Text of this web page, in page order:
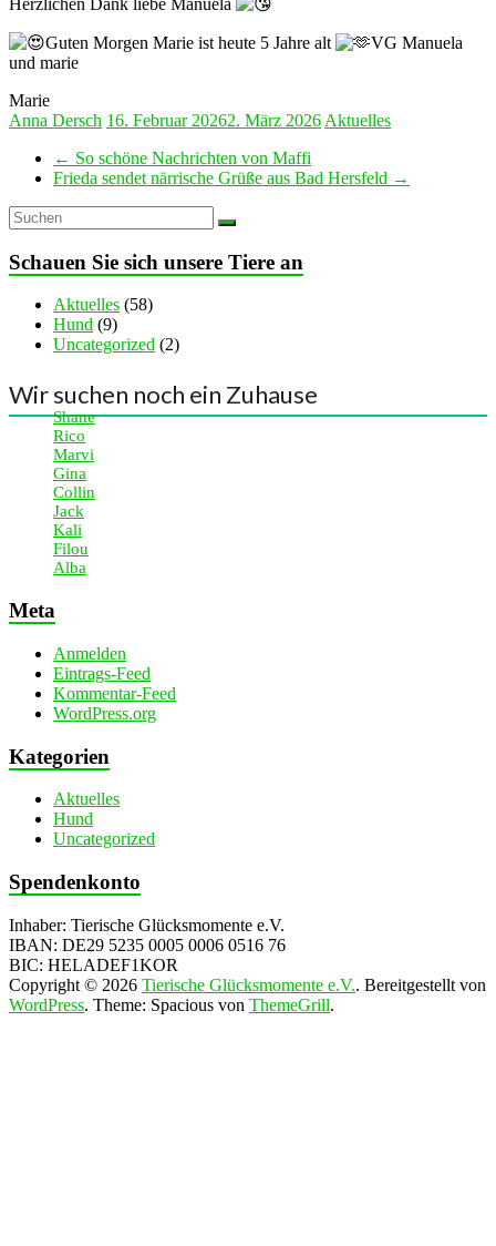
Herzlichen Dank liebe Manuela
Guten Morgen Marie ist heute 5 Jahre alt
VG Manuela
und marie
Marie
Anna Dersch 16. Februar 20262. März 2026 Aktuelles
← So schöne Nachrichten von Maffi
Frieda sendet närrische Grüße aus Bad Hersfeld →
Schauen Sie sich unsere Tiere an
Aktuelles (58)
Hund (9)
Uncategorized (2)
Wir suchen noch ein Zuhause
Shane
Rico
Marvi
Gina
Collin
Jack
Kali
Filou
Alba
Meta
Anmelden
Eintrags-Feed
Kommentar-Feed
WordPress.org
Kategorien
Aktuelles
Hund
Uncategorized
Spendenkonto
Inhaber: Tierische Glücksmomente e.V.
IBAN: DE29 5235 0005 0006 0516 76
BIC: HELADEF1KOR
Copyright © 2026 Tierische Glücksmomente e.V.. Bereitgestellt von
WordPress. Theme: Spacious von ThemeGrill.